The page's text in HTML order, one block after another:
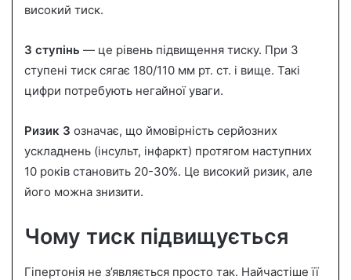
високий тиск.
3 ступінь — це рівень підвищення тиску. При 3
ступені тиск сягає 180/110 мм рт. ст. і вище. Такі
цифри потребують негайної уваги.
Ризик 3 означає, що ймовірність серйозних
ускладнень (інсульт, інфаркт) протягом наступних
10 років становить 20-30%. Це високий ризик, але
його можна знизити.
Чому тиск підвищується
Гіпертонія не з’являється просто так. Найчастіше її